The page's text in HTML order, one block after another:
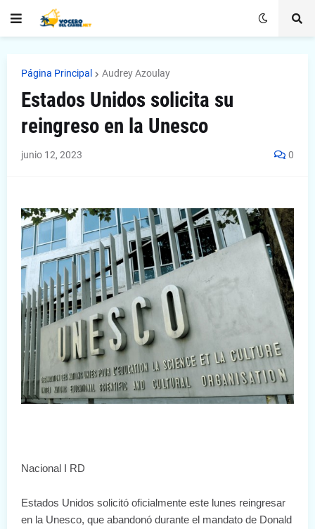
Página Principal Audrey Azoulay
Estados Unidos solicita su
reingreso en la Unesco
junio 12, 2023 0
Nacional I RD
Estados Unidos solicitó oficialmente este lunes reingresar
en la Unesco, que abandonó durante el mandato de Donald